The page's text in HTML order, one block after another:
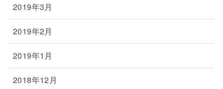
2019年3月
2019年2月
2019年1月
2018年12月